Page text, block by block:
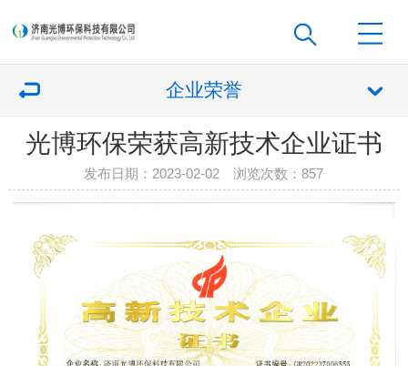
企业荣誉
光博环保荣获高新技术企业证书
发布日期：2023-02-02 浏览次数：857